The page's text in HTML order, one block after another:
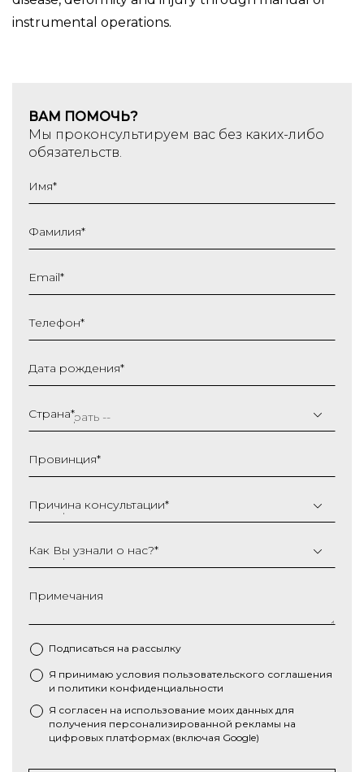
instrumental operations.
ВАМ ПОМОЧЬ?
Мы проконсультируем вас без каких-либо
обязательств.
Имя*
Фамилия*
Email*
Телефон*
Дата рождения*
слеш
ММ
ГГГГ
Страна*
Провинция*
Причина консультации*
Как Вы узнали о нас?*
Примечания
Подписаться на рассылку
* Я принимаю условия пользовательского соглашения
и политики конфиденциальности
Я согласен на использование моих данных для
получения персонализированной рекламы на
цифровых платформах (включая Google)